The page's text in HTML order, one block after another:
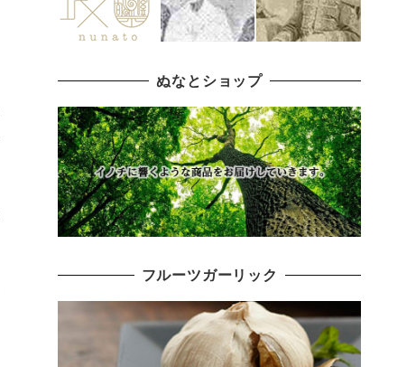
ぬなとショップ
フルーツガーリック